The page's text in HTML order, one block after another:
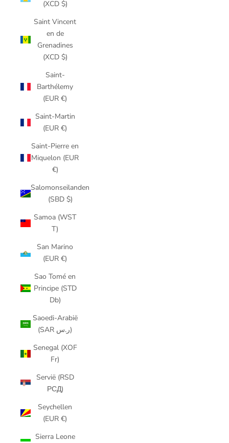
(XCD $)
Saint Vincent
en de
Grenadines
(XCD $)
Saint-
Barthélemy
(EUR €)
Saint-Martin
(EUR €)
Saint-Pierre en
Miquelon (EUR
€)
Salomonseilanden
(SBD $)
Samoa (WST
T)
San Marino
(EUR €)
Sao Tomé en
Principe (STD
Db)
Saoedi-Arabië
(SAR ر.س)
Senegal (XOF
Fr)
Servië (RSD
РСД)
Seychellen
(EUR €)
Sierra Leone